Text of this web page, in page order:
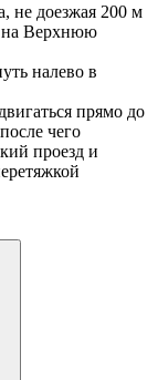
не доезжая 200 м
на Верхнюю
налево в
прямо до
чего
проезд и